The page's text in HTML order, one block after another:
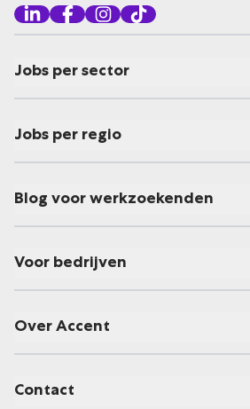
Jobs per sector
Jobs per regio
Blog voor werkzoekenden
Voor bedrijven
Over Accent
Contact